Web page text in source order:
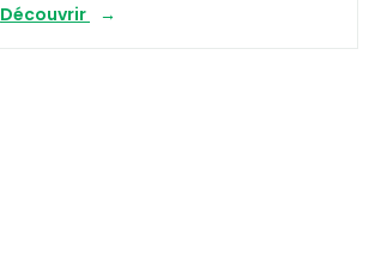
Découvrir